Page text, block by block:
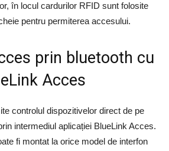
în locul cardurilor RFID sunt folosite
pentru permiterea accesului.
prin bluetooth cu
Acces
controlul dispozitivelor direct de pe
intermediul aplicației BlueLink Acces.
fi montat la orice model de interfon